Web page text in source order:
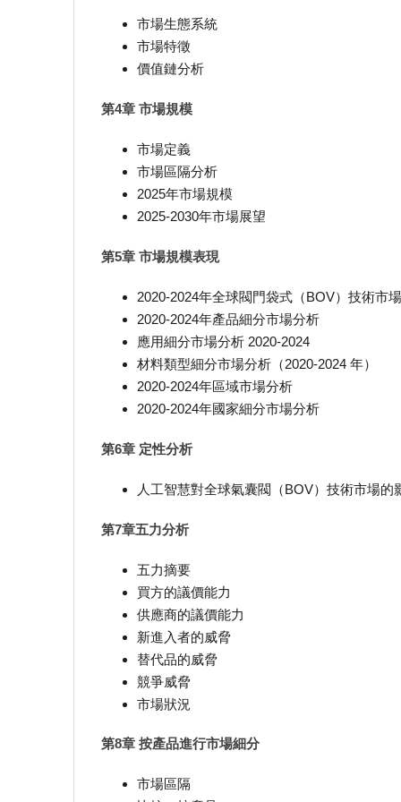
市場生態系統
市場特徵
價值鏈分析
第4章 市場規模
市場定義
市場區隔分析
2025年市場規模
2025-2030年市場展望
第5章 市場規模表現
2020-2024年全球閥門袋式（BOV）技術市
2020-2024年產品細分市場分析
應用細分市場分析 2020-2024
材料類型細分市場分析（2020-2024 年）
2020-2024年區域市場分析
2020-2024年國家細分市場分析
第6章 定性分析
人工智慧對全球氣囊閥（BOV）技術市場的
第7章五力分析
五力摘要
買方的議價能力
供應商的議價能力
新進入者的威脅
替代品的威脅
競爭威脅
市場狀況
第8章 按產品進行市場細分
市場區隔